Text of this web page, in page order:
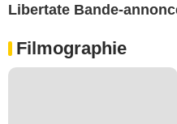
Libertate Bande-
Filmographie